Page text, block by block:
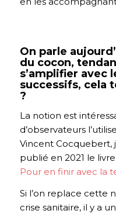
On parle
du cocon,
s’amplifier avec
successifs, cela
?
La notion est
d’observateurs
Vincent Cocquebert,
publié en 2021 le livre
Pour en finir avec la
Si l’on replace cette
crise sanitaire, il y a